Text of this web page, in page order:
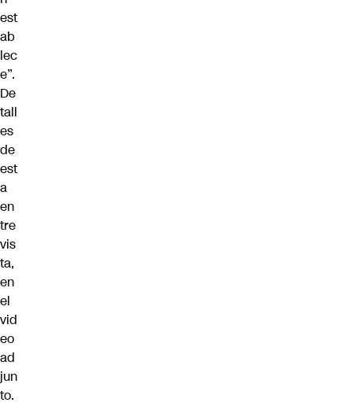
est
ab
lec
e”.
De
tall
es
de
est
a
en
tre
vis
ta,
en
el
vid
eo
ad
jun
to.